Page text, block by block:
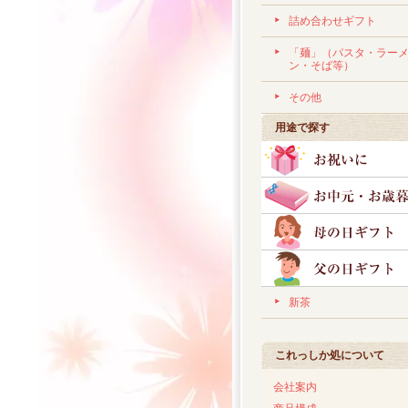
詰め合わせギフト
「麺」（パスタ・ラーメ
ン・そば等）
その他
用途で探す
新茶
これっしか処について
会社案内